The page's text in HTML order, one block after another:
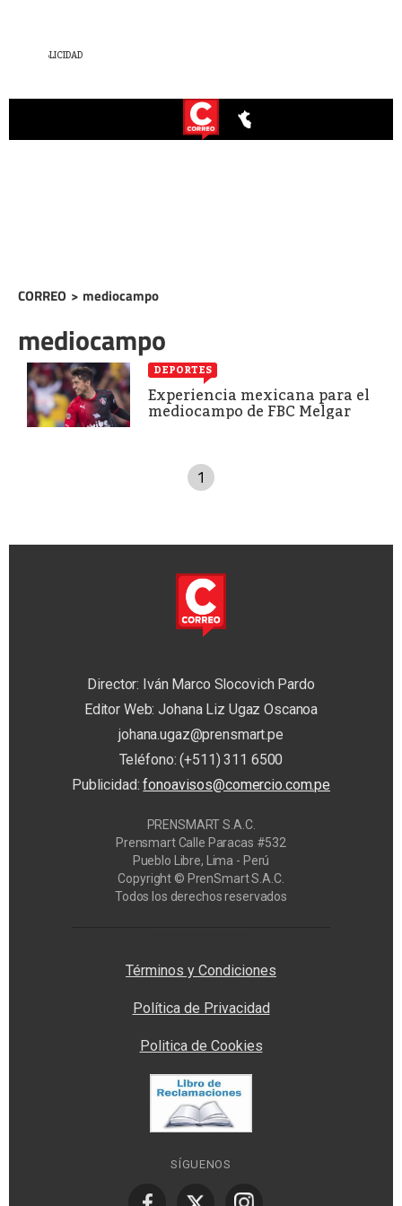
CORREO > mediocampo
mediocampo
DEPORTES
Experiencia mexicana para el
mediocampo de FBC Melgar
1
Director: Iván Marco Slocovich Pardo
Editor Web: Johana Liz Ugaz Oscanoa
johana.ugaz@prensmart.pe
Teléfono: (+511) 311 6500
Publicidad:fonoavisos@comercio.com.pe
PRENSMART S.A.C.
Prensmart Calle Paracas #532
Pueblo Libre, Lima - Perú
Copyright © PrenSmart S.A.C.
Todos los derechos reservados
Términos y Condiciones
Política de Privacidad
Politica de Cookies
SÍGUENOS